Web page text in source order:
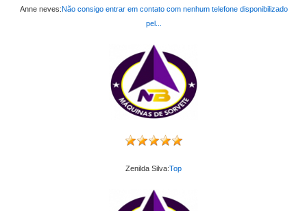
Anne neves:Não consigo entrar em contato com nenhum telefone disponibilizado
pel...
Zenilda Silva:Top